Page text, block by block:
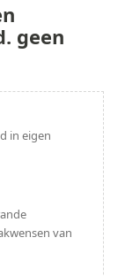
geen
in eigen
van